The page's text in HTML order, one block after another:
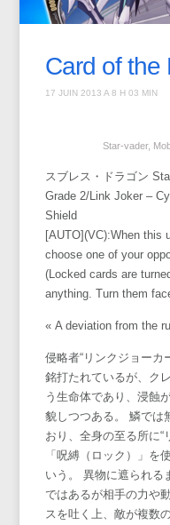
Card of the
17 JUIN 2013 A 8 H 03 MIN
Star-vader,
スブレス・ドラゴン
Grade 2/Link Joker –
Shield
[AUTO](VC):When this
choose one of your
(Locked cards are
anything. Turn them
« A deviation from the
侵略者“リンクジョーカ
銘打たれているが、ク
う生命体であり、浸蝕
貌しつつある。 鱗では
おり、全身の至る所に“
「呪縛（ロック）」を
いう。 異物に遮られる
ではあるが相手の力や
スを吐く上、敵が複数